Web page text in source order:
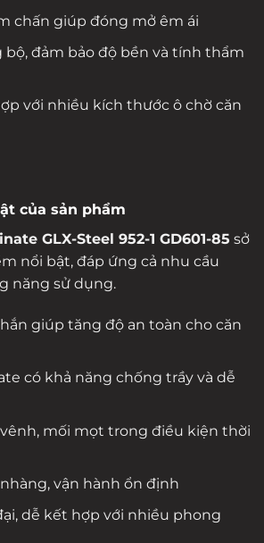
chấn giúp đóng mở êm ái
bộ, đảm bảo độ bền và tính thẩm
với nhiều kích thước ô chờ căn
của sản phẩm
GLX-Steel 952-1 GD601-85 sở
nổi bật, đáp ứng cả nhu cầu
năng sử dụng.
giúp tăng độ an toàn cho căn
có khả năng chống trầy và dễ
mối mọt trong điều kiện thời
vận hành ổn định
dễ kết hợp với nhiều phong